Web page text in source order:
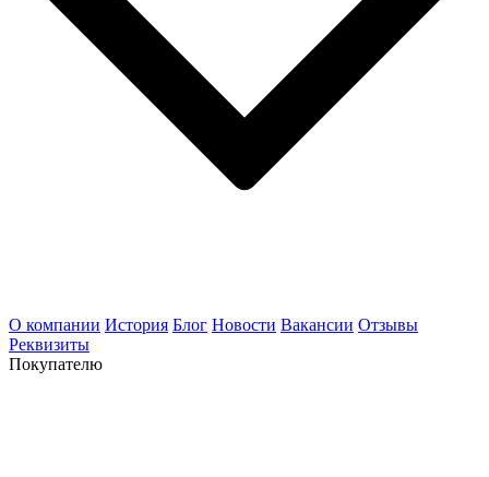
О компании История Блог Новости Вакансии Отзывы
Реквизиты
Покупателю